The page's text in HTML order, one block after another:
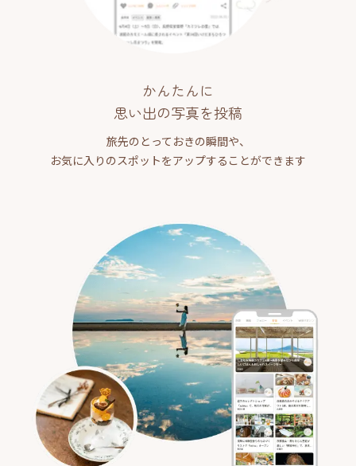
かんたんに
思い出の写真を投稿
旅先のとっておきの瞬間や、
お気に入りのスポットをアップすることができます